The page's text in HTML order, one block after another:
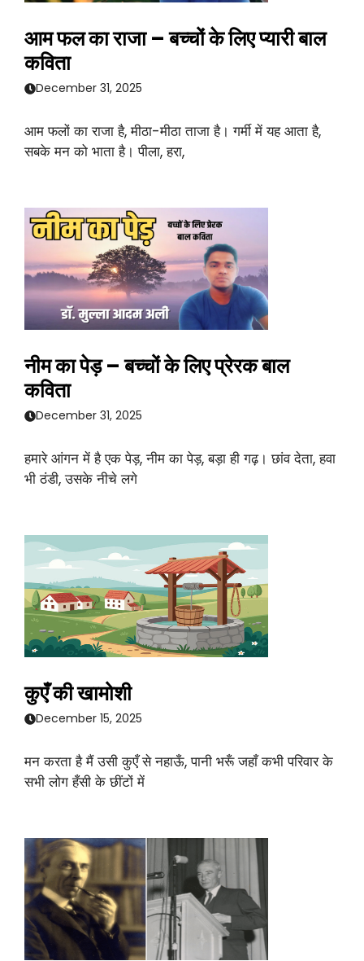
आम फल का राजा – बच्चों के लिए प्यारी बाल
कविता
December 31, 2025
आम फलों का राजा है, मीठा-मीठा ताजा है। गर्मी में यह आता है,
सबके मन को भाता है। पीला, हरा,
नीम का पेड़ – बच्चों के लिए प्रेरक बाल
कविता
December 31, 2025
हमारे आंगन में है एक पेड़, नीम का पेड़, बड़ा ही गढ़। छांव देता, हवा
भी ठंडी, उसके नीचे लगे
कुएँ की खामोशी
December 15, 2025
मन करता है मैं उसी कुएँ से नहाऊँ, पानी भरूँ जहाँ कभी परिवार के
सभी लोग हँसी के छींटों में